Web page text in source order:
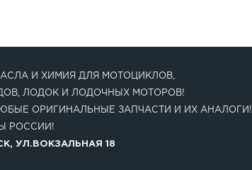
И ХИМИЯ ДЛЯ МОТОЦИКЛОВ,
ЛОДОК И ЛОДОЧНЫХ МОТОРОВ!
ОРИГИНАЛЬНЫЕ ЗАПЧАСТИ И ИХ АНАЛОГИ!
РОССИИ!
УЛ.ВОКЗАЛЬНАЯ 18